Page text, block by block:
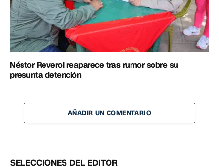
Néstor Reverol reaparece tras rumor sobre su
presunta detención
AÑADIR UN COMENTARIO
SELECCIONES DEL EDITOR